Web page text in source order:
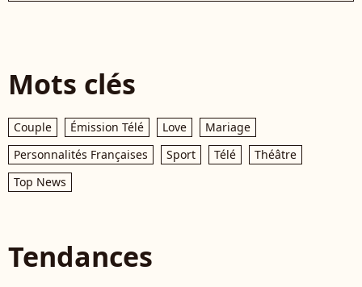
Mots clés
Couple Émission Télé Love
Mariage
Personnalités Françaises
Sport Télé
Théâtre
Top News
Tendances